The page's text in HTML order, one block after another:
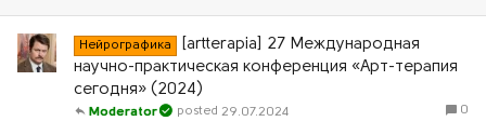
Нейрографика
[artterapia] 27 Международная
научно-практическая конференция «Арт-терапия
сегодня» (2024)
0
29.07.2024
Moderator